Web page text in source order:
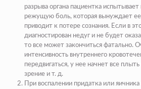
разрыва органа пациентка
режущую боль, которая вынуждает ее
приводит к потере сознания. Если в
диагностирован недуг и не будет
то все может закончиться фатально.
интенсивность внутреннего
передвигаться, у нее начнет все
зрение и т. д.
При воспалении придатка или